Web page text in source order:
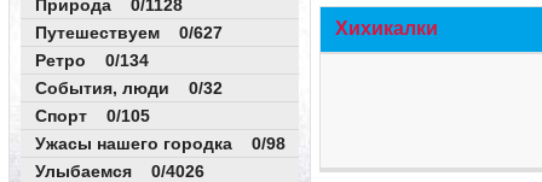
Природа 0/1128
Путешествуем 0/627
Ретро 0/134
События, люди 0/32
Спорт 0/105
Ужасы нашего городка 0/98
Улыбаемся 0/4026
Хихикалки